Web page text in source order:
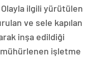
Olayla ilgili yürütülen
ve sele kapılan
inşa edildiği
mühürlenen işletme